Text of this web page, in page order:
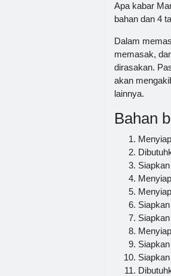
Apa kabar
bahan dan 4
Dalam
memasak,
dirasakan.
akan
lainnya.
Bahan